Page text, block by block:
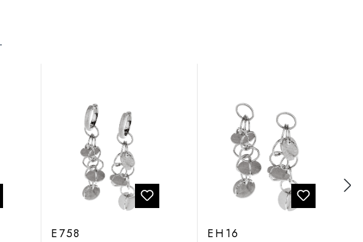
E758 EH16